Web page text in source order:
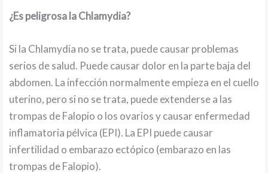
¿Es peligrosa la Chlamydia?
Si la Chlamydia no se trata, puede causar problemas
serios de salud. Puede causar dolor en la parte baja del
abdomen. La infección normalmente empieza en el cuello
uterino, pero si no se trata, puede extenderse a las
trompas de Falopio o los ovarios y causar enfermedad
inflamatoria pélvica (EPI). La EPI puede causar
infertilidad o embarazo ectópico (embarazo en las
trompas de Falopio).